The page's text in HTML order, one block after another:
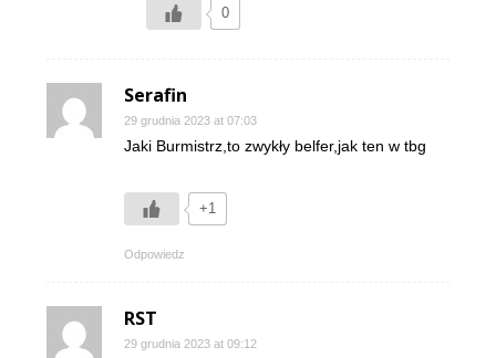
0
Serafin
29 grudnia 2023 at 07:03
Jaki Burmistrz,to zwykły belfer,jak ten w tbg
+1
Odpowiedz
RST
29 grudnia 2023 at 09:12